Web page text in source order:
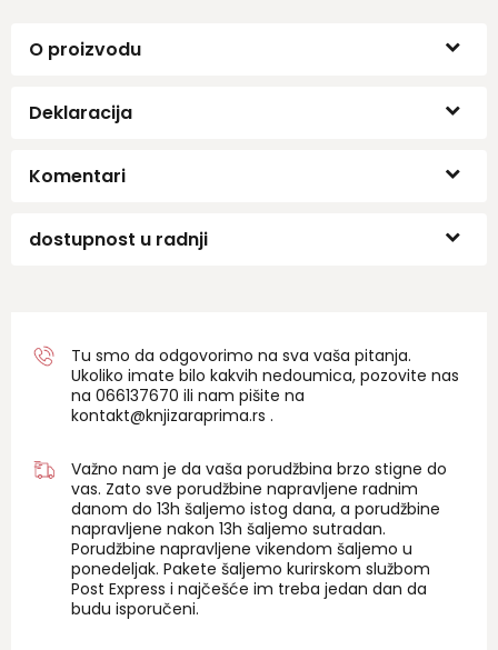
O proizvodu
Deklaracija
Komentari
dostupnost u radnji
Tu smo da odgovorimo na sva vaša pitanja.
Ukoliko imate bilo kakvih nedoumica, pozovite nas
na 066137670 ili nam pišite na
kontakt@knjizaraprima.rs .
Važno nam je da vaša porudžbina brzo stigne do
vas. Zato sve porudžbine napravljene radnim
danom do 13h šaljemo istog dana, a porudžbine
napravljene nakon 13h šaljemo sutradan.
Porudžbine napravljene vikendom šaljemo u
ponedeljak. Pakete šaljemo kurirskom službom
Post Express i najčešće im treba jedan dan da
budu isporučeni.